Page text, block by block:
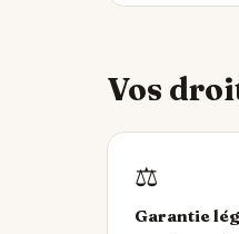
Vos
⚖️
Garantie